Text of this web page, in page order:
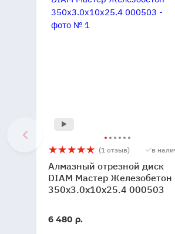
Алмазный
отрезной
диск
DIAM
Железобетон
350x3.0x10x25.4
5
1 (1 отзыв) в
Алмазный отрезной диск
DIAM Мастер Железобетон
350x3.0x10x25.4 000503
В
6 480 р.